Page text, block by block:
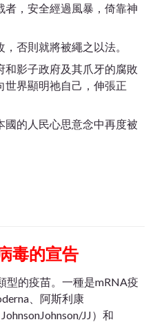
者，安全經過風暴，倚靠神
否則就將被繩之以法。
和影子政府及其爪牙的腐敗
世界顯明祂自己，伸張正
的人民心思意念中再度被
毒的宣告
型的疫苗。一種是mRNA疫
、阿斯利康
JJ）和